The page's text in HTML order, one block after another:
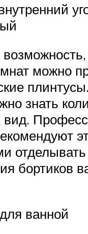
можно
знать
вид.
бортиков
ванной